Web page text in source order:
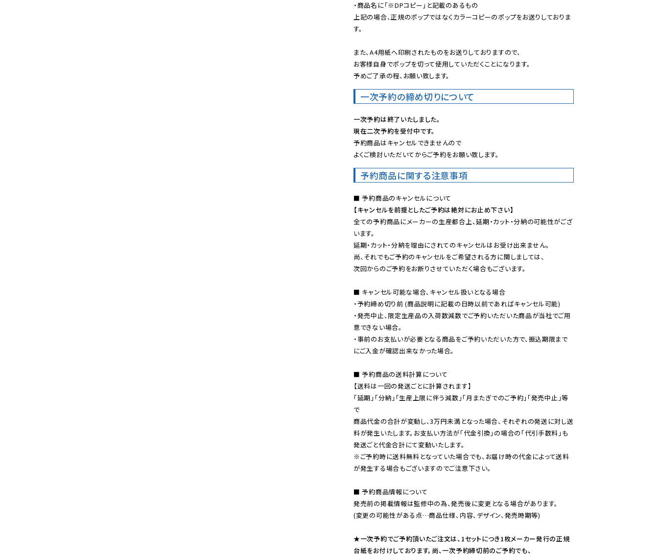
・商品名に「※DPコピー」と記載のあるもの
上記の場合、正規のポップではなくカラーコピーのポップをお送りしておりま
す。
また、A4用紙へ印刷されたものをお送りしておりますので、
お客様自身でポップを切って使用していただくことになります。
予めご了承の程、お願い致します。
一次予約の締め切りについて
一次予約は終了いたしました。
現在二次予約を受付中です。
予約商品はキャンセルできませんので
よくご検討いただいてからご予約をお願い致します。
予約商品に関する注意事項
【キャンセルを前提としたご予約は絶対にお止め下さい】
全ての予約商品にメーカーの生産都合上、延期・カット・分納の可能性がござ
います。
延期・カット・分納を理由にされてのキャンセルはお受け出来ません。
尚、それでもご予約のキャンセルをご希望される方に関しましては、
次回からのご予約をお断りさせていただく場合もございます。
■ キャンセル可能な場合、キャンセル扱いとなる場合
・予約締め切り前 (商品説明に記載の日時以前であればキャンセル可能)
・発売中止、限定生産品の入荷数減数でご予約いただいた商品が当社でご用
意できない場合。
・事前のお支払いが必要となる商品をご予約いただいた方で、振込期限まで
にご入金が確認出来なかった場合。
■ 予約商品の送料計算について
【送料は一回の発送ごとに計算されます】
「延期」「分納」「生産上限に伴う減数」「月またぎでのご予約」「発売中止」等
で
商品代金の合計が変動し、3万円未満となった場合、それぞれの発送に対し送
料が発生いたします。お支払い方法が「代金引換」の場合の「代引手数料」も
※ご予約時に送料無料となっていた場合でも、お届け時の代金によって送料
が発生する場合もございますのでご注意下さい。
■ 予約商品情報について
発売前の掲載情報は監修中の為、発売後に変更となる場合があります。
(変更の可能性がある点…商品仕様、内容、デザイン、発売時期等)
★一次予約でご予約頂いたご注文は、1セットにつき1枚メーカー発行の正規
台紙をお付けしております。尚、一次予約締切前のご予約でも、